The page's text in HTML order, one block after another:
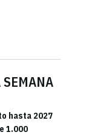
SEMANA
hasta 2027
1.000